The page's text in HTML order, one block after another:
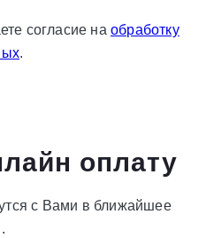
согласие наобработку
.
оплату
с Вами в ближайшее